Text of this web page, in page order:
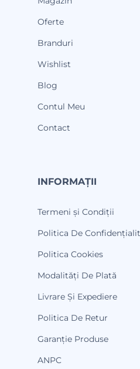
Oferte
Branduri
Wishlist
Blog
Contul Meu
Contact
INFORMAȚII
Termeni și Condiții
Politica De
Politica Cookies
Modalități De Plată
Livrare Și Expediere
Politica De Retur
Garanție Produse
ANPC